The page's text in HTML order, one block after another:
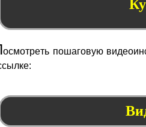
осмотреть пошаговую